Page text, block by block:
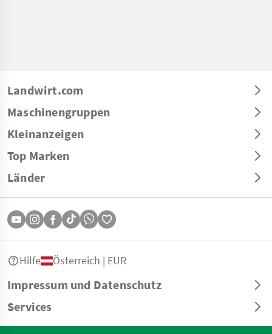
Landwirt.com
Maschinengruppen
Kleinanzeigen
Top Marken
Länder
Impressum und Datenschutz
Services
Hilfe Österreich | EUR